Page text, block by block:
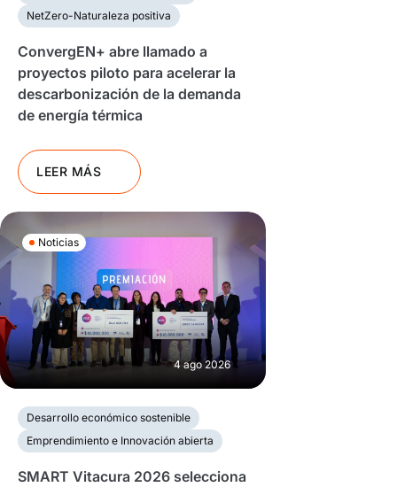
NetZero-Naturaleza positiva
ConvergEN+ abre llamado a
proyectos piloto para acelerar la
descarbonización de la demanda
de energía térmica
LEER MÁS
Noticias
4 ago 2026
Desarrollo económico sostenible
Emprendimiento e Innovación abierta
SMART Vitacura 2026 selecciona